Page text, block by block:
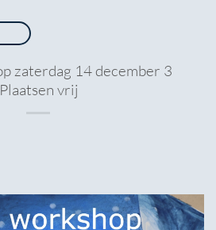
zaterdag 14 december 3
Plaatsen vrij